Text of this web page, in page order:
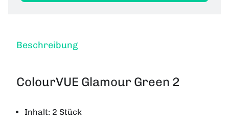
Beschreibung
ColourVUE Glamour Green 2
Inhalt: 2 Stück